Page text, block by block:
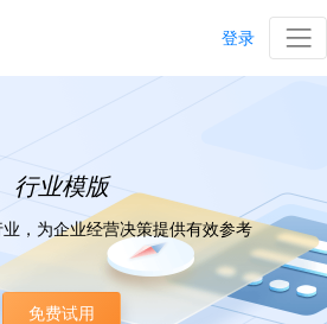
登录
行业模版
，为企业经营决策提供有效参考
免费试用